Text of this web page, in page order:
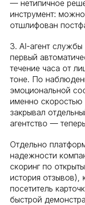
— нетипичное
инструмент:
отшлифован
3. AI-агент
первый
течение часа от
тоне. По
эмоциональной
именно
закрывал
агентство —
Отдельно
надежности
скоринг по
история отзывов),
посетитель
быстрой